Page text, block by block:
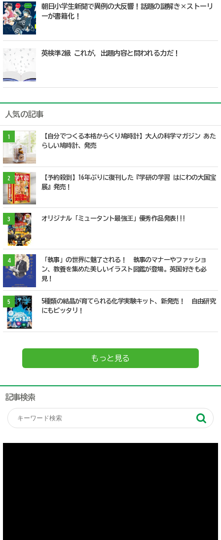
朝日小学生新聞で異例の大反響！話題の謎解き×ストーリ
ーが書籍化！
英検準2級 これが，出題内容と問われる力だ！
人気の記事
1
【自分でつくる本格からくり鳩時計】大人の科学マガジン あた
らしい鳩時計、発売
2
【予約殺到】16年ぶりに復刊した『学研の学習 はにわの大国宝
展』発売！
3 オリジナル「ミュータント最強王」優秀作品発表!!!
4
「執事」の世界に魅了される！ 執事のマナーやファッショ
ン、教養を集めた美しいイラスト図鑑が登場。英国好きも必
見！
5
5種類の結晶が育てられる化学実験キット、新発売！ 自由研究
にもピッタリ！
もっと見る
記事検索